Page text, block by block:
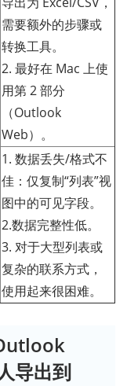
需要额外的步骤或
转换工具。
2. 最好在 Mac 上使
用第 2 部分
（Outlook
Web）。
1. 数据丢失/格式不
佳：仅复制“列表”视
图中的可见字段。
2.数据完整性低。
3. 对于大型列表或
复杂的联系方式，
使用起来很困难。
导出到